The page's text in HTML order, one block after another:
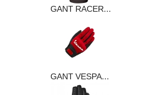
GANT RACER...
GANT VESPA...